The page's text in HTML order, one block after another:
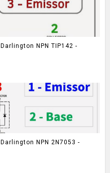
NPN TIP142 -
NPN 2N7053 -